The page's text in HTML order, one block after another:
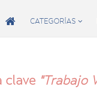
 CATEGORÍAS 
clave "Trabajo